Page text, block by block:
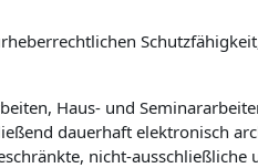
Haus- und
dauerhaft elektronisch
nicht-